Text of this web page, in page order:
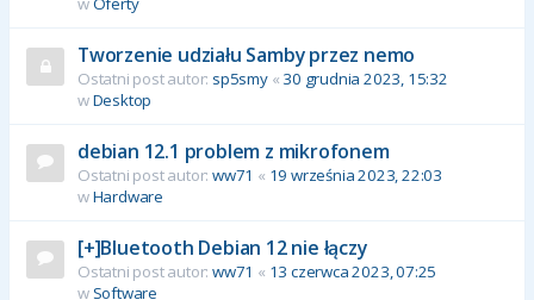
Tworzenie udziału Samby przez nemo
Ostatni post autor: sp5smy« 30 grudnia 2023, 15:32
wDesktop
debian 12.1 problem z mikrofonem
Ostatni post autor: ww71 « 19 września 2023, 22:03
wHardware
[+]Bluetooth Debian 12 nie łączy
Ostatni post autor: ww71 « 13 czerwca 2023, 07:25
w Software